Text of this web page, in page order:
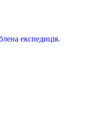
експедиція.